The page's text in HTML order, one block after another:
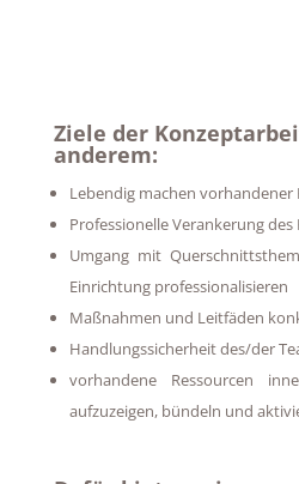
Ziele der
anderem:
Lebendig machen vorhandener
Professionelle Verankerung
Umgang mit
Einrichtung professionalisieren
Maßnahmen und Leitfäden
Handlungssicherheit des/der
vorhandene Ressourcen
aufzuzeigen, bündeln und